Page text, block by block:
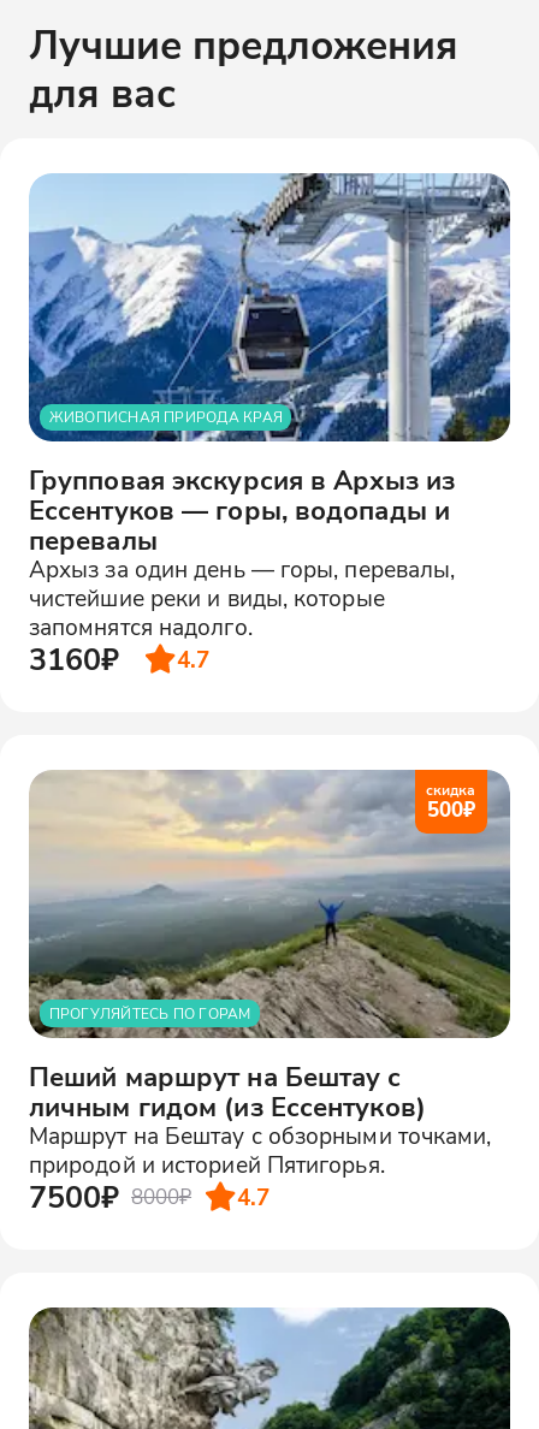
Лучшие предложения
для вас
ЖИВОПИСНАЯ ПРИРОДА КРАЯ
Групповая экскурсия в Архыз из
Ессентуков — горы, водопады и
перевалы
Архыз за один день — горы, перевалы,
чистейшие реки и виды, которые
запомнятся надолго.
3160₽ 4.7
скидка
500₽
ПРОГУЛЯЙТЕСЬ ПО ГОРАМ
Пеший маршрут на Бештау с
личным гидом (из Ессентуков)
Маршрут на Бештау с обзорными точками,
природой и историей Пятигорья.
7500₽ 8000₽ 4.7